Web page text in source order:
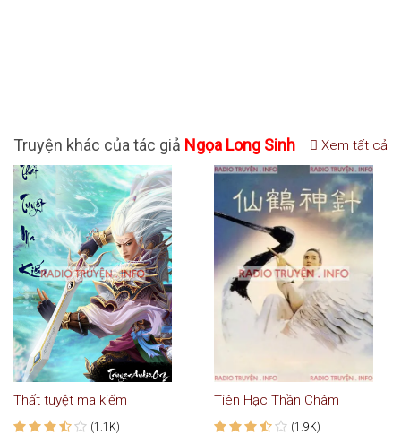
Truyện khác của tác giả Ngọa Long Sinh Xem tất cả
Thất tuyệt ma kiếm
(1.1K)
Tiên Hạc Thần Châm
(1.9K)